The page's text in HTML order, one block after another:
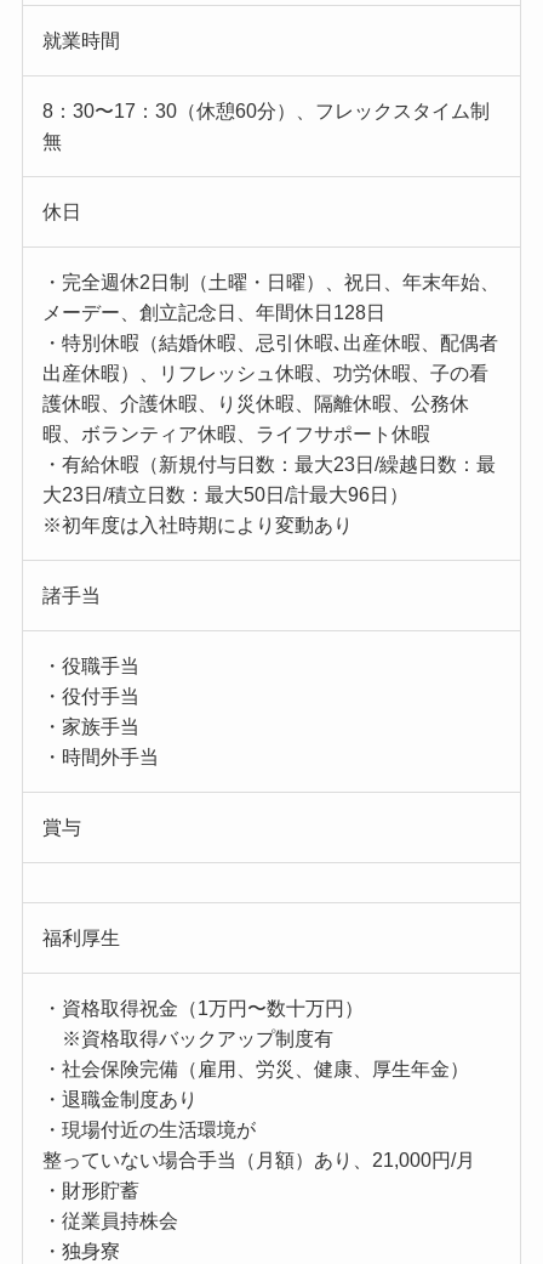
就業時間
8：30〜17：30（休憩60分）、フレックスタイム制
無
休日
・完全週休2日制（土曜・日曜）、祝日、年末年始、
メーデー、創立記念日、年間休日128日
・特別休暇（結婚休暇、忌引休暇､出産休暇、配偶者
出産休暇）、リフレッシュ休暇、功労休暇、子の看
護休暇、介護休暇、り災休暇、隔離休暇、公務休
暇、ボランティア休暇、ライフサポート休暇
・有給休暇（新規付与日数：最大23日/繰越日数：最
大23日/積立日数：最大50日/計最大96日）
※初年度は入社時期により変動あり
諸手当
・役職手当
・役付手当
・家族手当
・時間外手当
賞与
福利厚生
・資格取得祝金（1万円〜数十万円）
※資格取得バックアップ制度有
・社会保険完備（雇用、労災、健康、厚生年金）
・退職金制度あり
・現場付近の生活環境が
整っていない場合手当（月額）あり、21,000円/月
・財形貯蓄
・従業員持株会
・独身寮